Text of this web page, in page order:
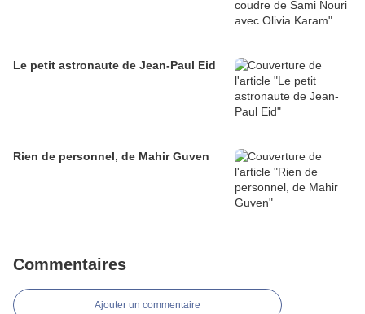
Le petit astronaute de Jean-Paul Eid
Rien de personnel, de Mahir Guven
Commentaires
Ajouter un commentaire